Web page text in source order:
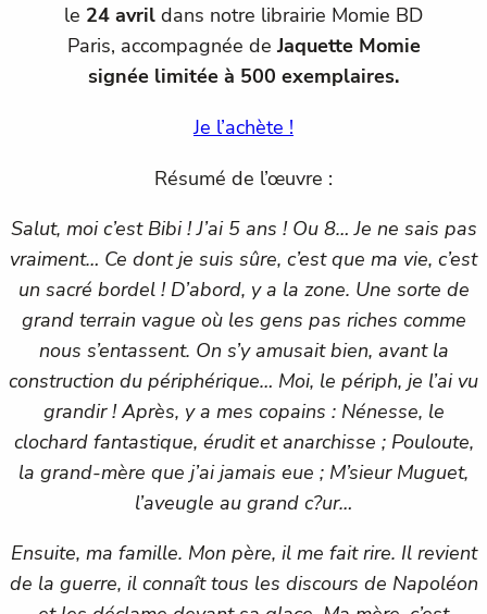
le 24 avril dans notre librairie Momie BD
Paris, accompagnée deJaquette Momie
signée limitée à 500 exemplaires.
Je l’achète !
Résumé de l’œuvre :
Salut, moi c’est Bibi ! J’ai 5 ans ! Ou 8… Je ne sais pas
vraiment… Ce dont je suis sûre, c’est que ma vie, c’est
un sacré bordel ! D’abord, y a la zone. Une sorte de
grand terrain vague où les gens pas riches comme
nous s’entassent. On s’y amusait bien, avant la
construction du périphérique… Moi, le périph, je l’ai vu
grandir ! Après, y a mes copains : Nénesse, le
clochard fantastique, érudit et anarchisse ; Pouloute,
la grand-mère que j’ai jamais eue ; M’sieur Muguet,
l’aveugle au grand c?ur…
Ensuite, ma famille. Mon père, il me fait rire. Il revient
de la guerre, il connaît tous les discours de Napoléon